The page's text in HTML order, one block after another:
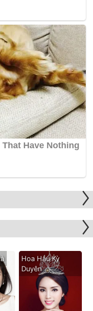
Hoa Hậu Kỳ
Duyên